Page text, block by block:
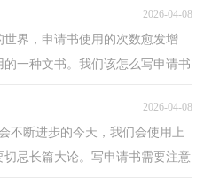
2026-04-08
界，申请书使用的次数愈发增
一种文书。我们该怎么写申请书
2026-04-08
不断进步的今天，我们会使用上
忌长篇大论。写申请书需要注意